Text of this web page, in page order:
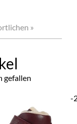
»
gefallen
-